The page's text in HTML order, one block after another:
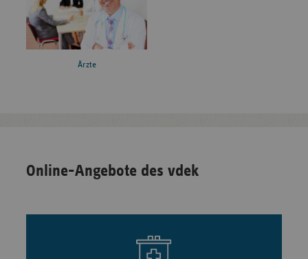
Ärzte
Online-Angebote des vdek